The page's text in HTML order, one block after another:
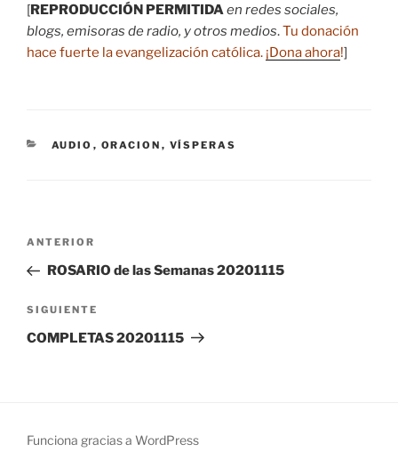
[REPRODUCCIÓN PERMITIDAen redes sociales,
blogs, emisoras de radio, y otros medios.Tu donación
hace fuerte la evangelización católica. ¡Dona ahora!]
CATEGORÍAS
AUDIO , ORACION , VÍSPERAS
Navegación
entradas
Entrada
anterior:
ANTERIOR
ROSARIO de las Semanas 20201115
Siguiente
entrada
SIGUIENTE
COMPLETAS 20201115
Funciona gracias a WordPress